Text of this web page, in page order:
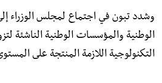
وشدد تبون في اجتماع لمجلس الوزراء
الوطنیة والمؤسسات الوطنية الناشئة
التكنولوجية اللازمة المنتجة على